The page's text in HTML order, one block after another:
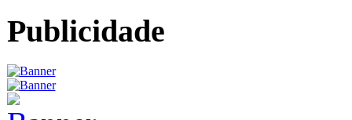
Publicidade